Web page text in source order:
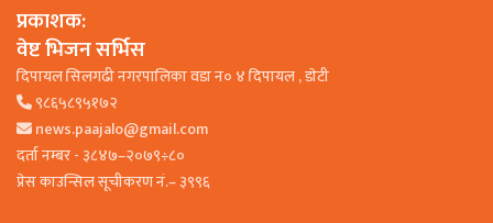
प्रकाशक:
वेष्ट भिजन सर्भिस
दिपायल सिलगढी नगरपालिका वडा न० ४ दिपायल , डाेटी
९८६५८९५१७२
news.paajalo@gmail.com
दर्ता नम्बर - ३८४७–२०७९÷८०
प्रेस काउन्सिल सूचीकरण नं.– ३९९६